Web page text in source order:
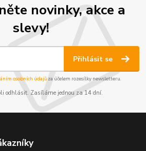
novinky, akce a
slevy!
Přihlásit se
osobních údajůza účelem rozesílky newsletteru.
odhlásit. Zasíláme jednou za 14 dní.